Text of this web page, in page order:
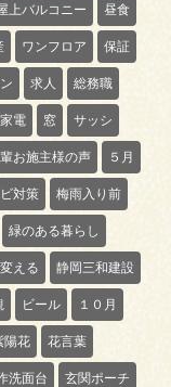
上バルコニー 昼食
ワンフロア 保証
求人 総務職
電 窓 サッシ
お施主様の声 ５月
対策 梅雨入り前
緑のある暮らし
える 静岡三和建設
ビール １０月
陽花 花言葉
洗面台 玄関ポーチ